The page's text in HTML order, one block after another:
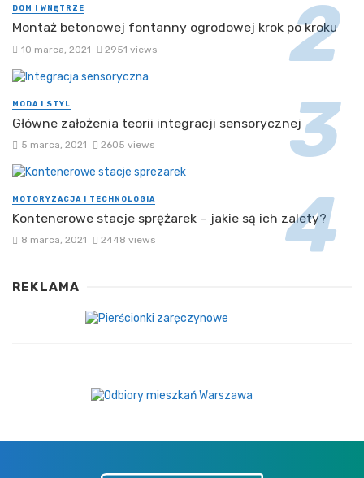
DOM I WNĘTRZE
Montaż betonowej fontanny ogrodowej krok po kroku
10 marca, 2021 2951 views
MODA I STYL
Główne założenia teorii integracji sensorycznej
5 marca, 2021 2605 views
MOTORYZACJA I TECHNOLOGIA
Kontenerowe stacje sprężarek – jakie są ich zalety?
8 marca, 2021 2448 views
REKLAMA